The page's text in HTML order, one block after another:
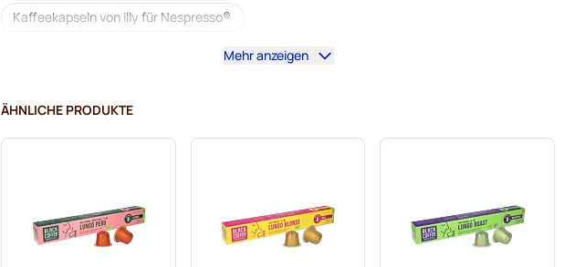
Kaffeekapseln von illy für Nespresso®
Kaffeekapseln von Café Royal für Nespresso® Zubehör für Nespresso®
Kaffeekapseln von L'OR für Nespresso®
Kaffeekapseln von Café René für Nespresso® Caffè Borbone für Nespresso®
Mehr anzeigen
ÄHNLICHE PRODUKTE